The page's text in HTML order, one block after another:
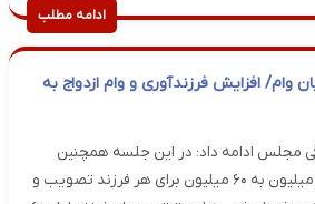
ادامه مطلب
وام/ افزایش فرزندآوری و وام ازدواج به
مجلس ادامه داد: در این جلسه همچنین
تسهیلات فرزندآوری از ۴۴ میلیون به ۶۰ میلیون برای هر فرزند تصویب و